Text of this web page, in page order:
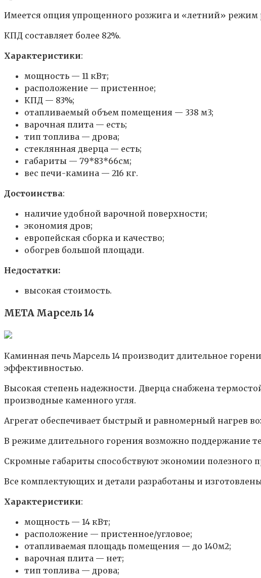
Имеется опция упрощенного розжига и «летний» режим
КПД составляет более 82%.
Характеристики:
мощность — 11 кВт;
расположение — пристенное;
КПД — 83%;
отапливаемый объем помещения — 338 м3;
варочная плита — есть;
тип топлива — дрова;
стеклянная дверца — есть;
габариты — 79*83*66см;
вес печи-камина — 216 кг.
Достоинства:
наличие удобной варочной поверхности;
экономия дров;
европейская сборка и качество;
обогрев большой площади.
Недостатки:
высокая стоимость.
МЕТА Марсель 14
Каминная печь Марсель 14 производит длительное
эффективностью.
Высокая степень надежности. Дверца снабжена
производные каменного угля.
Агрегат обеспечивает быстрый и равномерный нагрев
В режиме длительного горения возможно поддержание
Скромные габариты способствуют экономии полезного
Все комплектующих и детали разработаны и
Характеристики:
мощность — 14 кВт;
расположение — пристенное/угловое;
отапливаемая площадь помещения — до 140м2;
варочная плита — нет;
тип топлива — дрова;